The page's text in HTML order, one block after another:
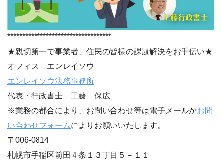
***********************************
★親切第一で事業者、住民の皆様の課題解決をお手伝い★
オフィス エンレイソウ
エンレイソウ法務事務所
代表・行政書士 工藤 保広
※業務の都合により、お問い合わせ等は電子メールかお問
い合わせフォームによりお願いいたします。
〒006-0814
札幌市手稲区前田４条１３丁目５－１１